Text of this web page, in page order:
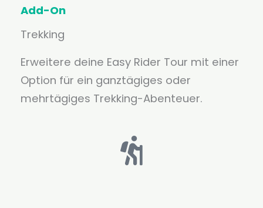
Add-On
Trekking
Erweitere deine Easy Rider Tour mit einer
Option für ein ganztägiges oder
mehrtägiges Trekking-Abenteuer.